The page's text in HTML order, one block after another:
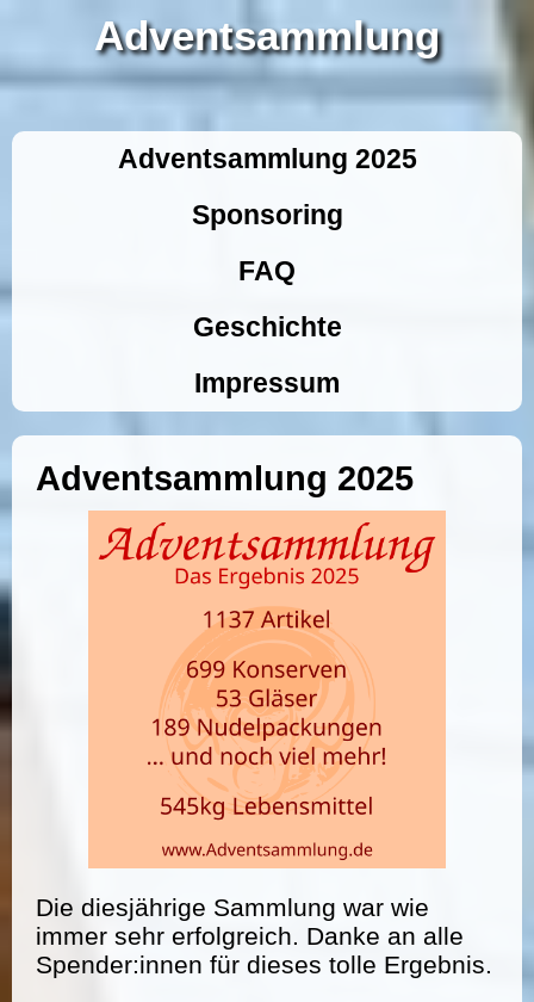
Adventsammlung
Adventsammlung 2025
Sponsoring
FAQ
Geschichte
Impressum
Adventsammlung 2025
Die diesjährige Sammlung war wie
immer sehr erfolgreich. Danke an alle
Spender:innen für dieses tolle Ergebnis.